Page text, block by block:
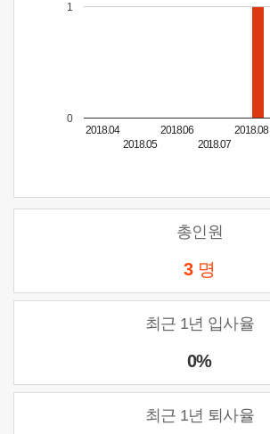
2018.04
2018.05
2018.06
2018.07
2018.08
0
1
총인원
3 명
최근 1년 입사율
0%
최근 1년 퇴사율